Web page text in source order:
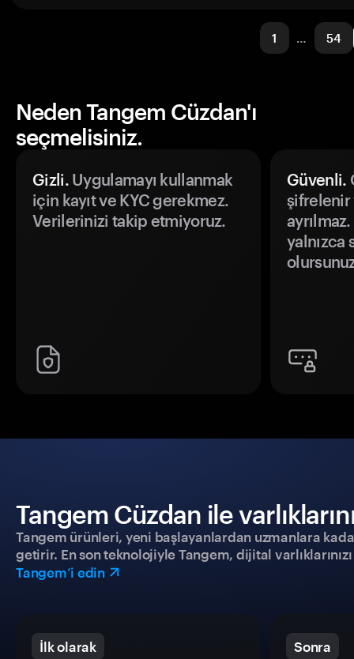
1 … 54
Neden Tangem Cüzdan'ı
seçmelisiniz.
Gizli.Uygulamayı kullanmak
için kayıt ve KYC gerekmez.
Verilerinizi takip etmiyoruz.
Güvenli.
şifrelenir
yalnızca
Tangem Cüzdan ile
Tangem ürünleri, yeni başlayanlardan uzmanlara
getirir. En son teknolojiyle Tangem, dijital
Tangem’i edin
İlk olarak Sonra